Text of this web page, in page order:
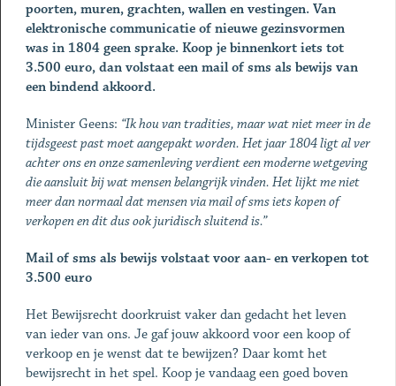
poorten, muren, grachten, wallen en vestingen. Van
elektronische communicatie of nieuwe gezinsvormen
was in 1804 geen sprake. Koop je binnenkort iets tot
3.500 euro, dan volstaat een mail of sms als bewijs van
een bindend akkoord.
Minister Geens: “Ik hou van tradities, maar wat niet meer in de
tijdsgeest past moet aangepakt worden. Het jaar 1804 ligt al ver
achter ons en onze samenleving verdient een moderne wetgeving
die aansluit bij wat mensen belangrijk vinden. Het lijkt me niet
meer dan normaal dat mensen via mail of sms iets kopen of
verkopen en dit dus ook juridisch sluitend is.”
Mail of sms als bewijs volstaat voor aan- en verkopen tot
3.500 euro
Het Bewijsrecht doorkruist vaker dan gedacht het leven
van ieder van ons. Je gaf jouw akkoord voor een koop of
verkoop en je wenst dat te bewijzen? Daar komt het
bewijsrecht in het spel. Koop je vandaag een goed boven